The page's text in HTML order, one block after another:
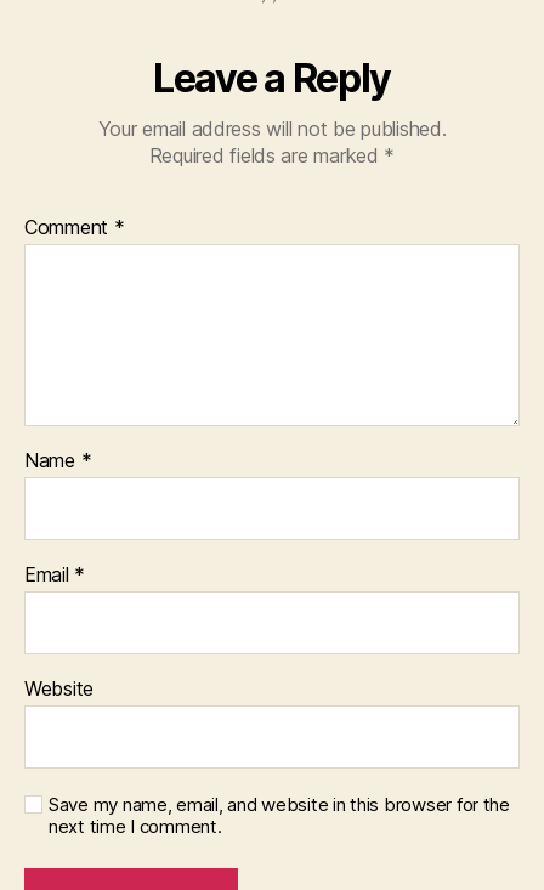
Leave a Reply
Your email address will not be published.
Required fields are marked *
Comment *
Name *
Email *
Website
Save my name, email, and website in this browser for the
next time I comment.